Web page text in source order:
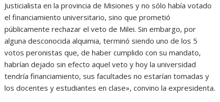
Justicialista en la provincia de Misiones y no sólo había votado
el financiamiento universitario, sino que prometió
públicamente rechazar el veto de Milei. Sin embargo, por
alguna desconocida alquimia, terminó siendo uno de los 5
votos peronistas que, de haber cumplido con su mandato,
habrían dejado sin efecto aquel veto y hoy la universidad
tendría financiamiento, sus facultades no estarían tomadas y
los docentes y estudiantes en clase», convino la expresidenta.